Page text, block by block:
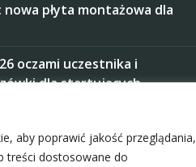
aby poprawić jakość przeglądania,
treści dostosowane do
płyta montażowa dla
oczami uczestnika i
dla startujących
trudniej, niż niektórzy